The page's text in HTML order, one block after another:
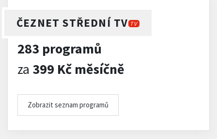
ČEZNET STŘEDNÍ TV TV
283 programů
za 399 Kč měsíčně
Zobrazit seznam programů